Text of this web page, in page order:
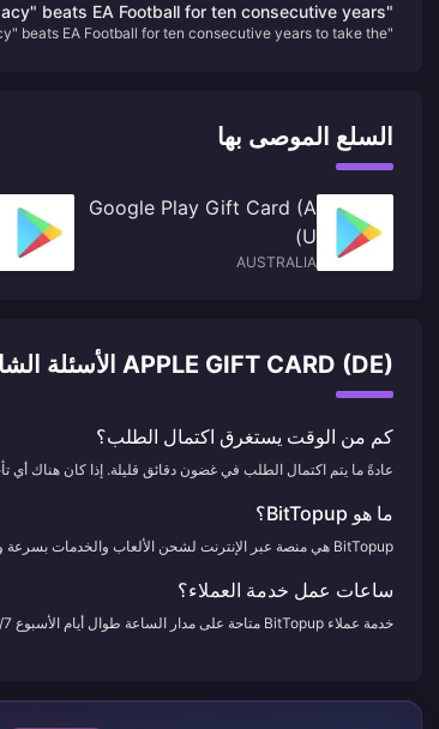
احتياجات إعادة الشحن الخاصة بك.
beats EA Football for ten consecutive years
top spot on the UK regional game list in 2023
beats EA Football for ten consecutive years to take the
السلع الموصى بها
Google Play Gift Card (A
U)
AUSTRALIA
APPLE GIFT CARD (DE) الأسئلة الشائعة حول الشحن
كم من الوقت يستغرق اكتمال الطلب؟
عادةً ما يتم اكتمال الطلب في غضون دقائق قليلة. إذا كان هناك أي
ما هو BitTopup؟
BitTopup هي منصة عبر الإنترنت لشحن الألعاب والخدمات بسرعة وأمان.
ساعات عمل خدمة العملاء؟
خدمة عملاء BitTopup متاحة على مدار الساعة طوال أيام الأسبوع 24/7.